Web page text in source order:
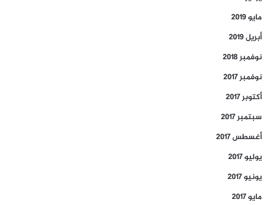
مايو 2019
أبريل 2019
نوفمبر 2018
نوفمبر 2017
أكتوبر 2017
سبتمبر 2017
أغسطس 2017
يوليو 2017
يونيو 2017
مايو 2017